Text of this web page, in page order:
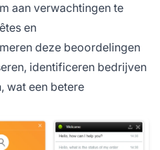
aan verwachtingen te
en
deze beoordelingen
identificeren bedrijven
wat een betere